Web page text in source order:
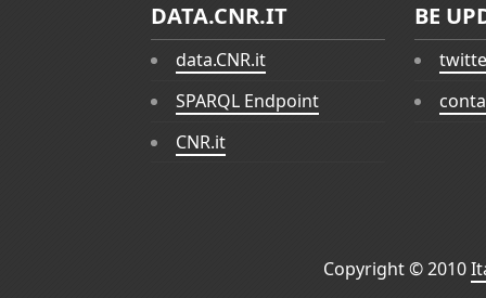
DATA.CNR.IT
data.CNR.it
SPARQL Endpoint
CNR.it
BE
Copyright © 2010